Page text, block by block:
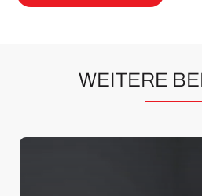
WEITERE